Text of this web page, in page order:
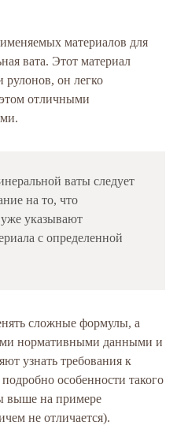
материалов для
вата. Этот материал
рулонов, он легко
отличными
ваты следует
на то, что
указывают
с определенной
сложные формулы, а
нормативными данными и
узнать требования к
особенности такого
выше на примере
не отличается).